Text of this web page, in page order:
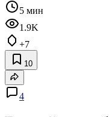
5 мин
1.9K
+7
10
4